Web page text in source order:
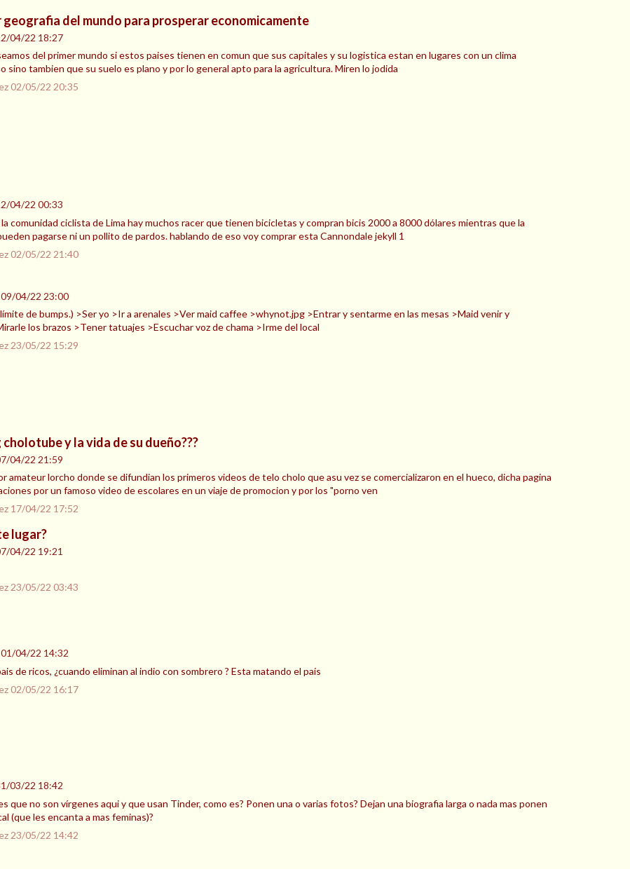
geografia del mundo para prosperar economicamente
04/22 18:27
del primer mundo si estos paises tienen en comun que sus capitales y su logistica estan en lugares con un clima
sino tambien que su suelo es plano y por lo general apto para la agricultura. Miren lo jodida
02/05/22 20:35
04/22 00:33
comunidad ciclista de Lima hay muchos racer que tienen bicicletas y compran bicis 2000 a 8000 dólares mientras que la
pagarse ni un pollito de pardos. hablando de eso voy comprar esta Cannondale jekyll 1
02/05/22 21:40
09/04/22 23:00
de bumps.) >Ser yo >Ir a arenales >Ver maid caffee >whynot.jpg >Entrar y sentarme en las mesas >Maid venir y
los brazos >Tener tatuajes >Escuchar voz de chama >Irme del local
23/05/22 15:29
y la vida de su dueño???
04/22 21:59
amateur lorcho donde se difundian los primeros videos de telo cholo que asu vez se comercializaron en el hueco, dicha pagina
por un famoso video de escolares en un viaje de promocion y por los "porno ven
17/04/22 17:52
lugar?
04/22 19:21
23/05/22 03:43
01/04/22 14:32
de ricos, ¿cuando eliminan al indio con sombrero ? Esta matando el país
02/05/22 16:17
03/22 18:42
que no son vírgenes aqui y que usan Tinder, como es? Ponen una o varias fotos? Dejan una biografia larga o nada mas ponen
(que les encanta a mas feminas)?
23/05/22 14:42